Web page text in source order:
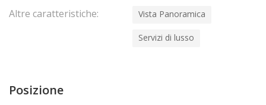
Altre caratteristiche: Vista Panoramica
Servizi di lusso
Posizione